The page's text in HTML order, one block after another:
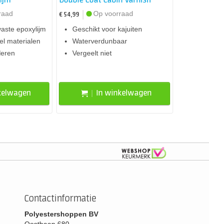
epoxylijm
materialen
€ 54,99
Op voorraad
Geschikt voor kajuiten
Waterverdunbaar
Vergeelt niet
In winkelwagen
Contactinformatie
Polyestershoppen BV